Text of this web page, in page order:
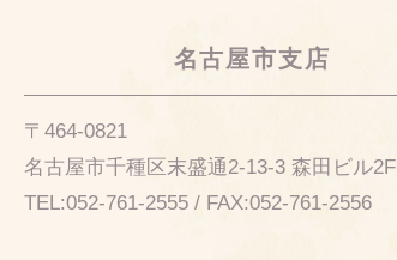
名古屋市支店
〒464-0821
名古屋市千種区末盛通2-13-3 森田ビル2F
TEL:052-761-2555 / FAX:052-761-2556